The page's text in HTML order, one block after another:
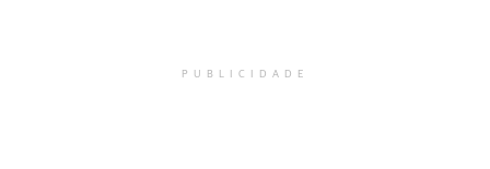
PUBLICIDADE